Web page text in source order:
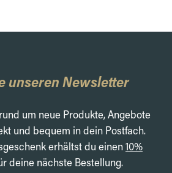
unseren Newsletter
um neue Produkte, Angebote
und bequem in dein Postfach.
erhältst du einen10%
deine nächste Bestellung.